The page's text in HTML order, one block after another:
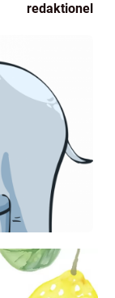
redaktionel